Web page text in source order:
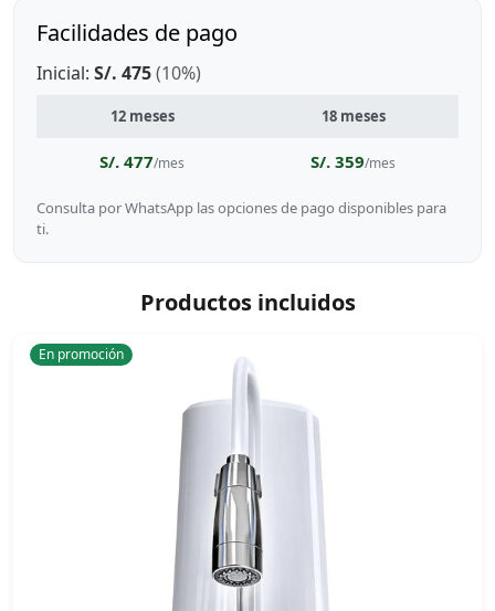
Facilidades de pago
Inicial: S/. 475(10%)
12 meses 18 meses
S/. 477/mes S/. 359/mes
Consulta por WhatsApp las opciones de pago disponibles para
ti.
Productos incluidos
En promoción